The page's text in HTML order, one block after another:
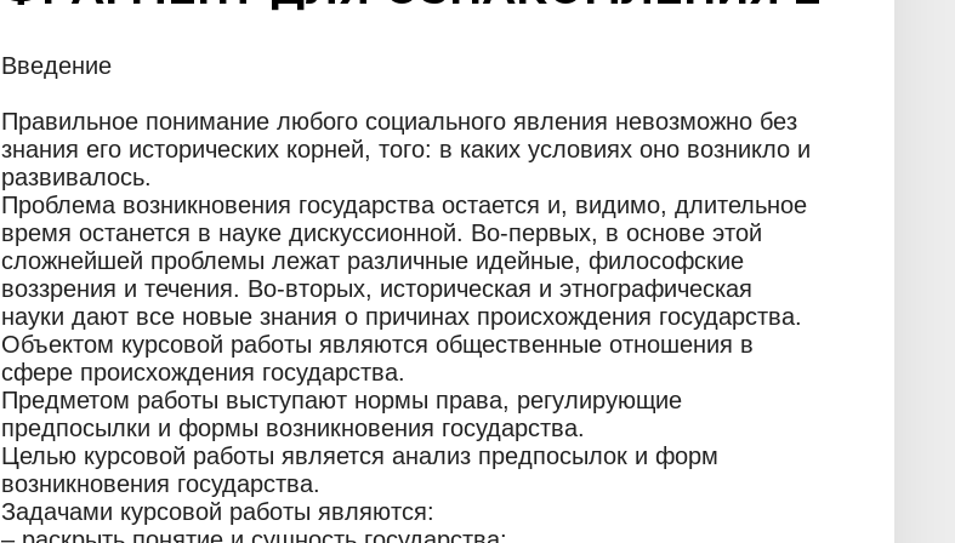
Введение
Правильное понимание любого социального явления невозможно без
знания его исторических корней, того: в каких условиях оно возникло и
развивалось.
Проблема возникновения государства остается и, видимо, длительное
время останется в науке дискуссионной. Во-первых, в основе этой
сложнейшей проблемы лежат различные идейные, философские
воззрения и течения. Во-вторых, историческая и этнографическая
науки дают все новые знания о причинах происхождения государства.
Объектом курсовой работы являются общественные отношения в
сфере происхождения государства.
Предметом работы выступают нормы права, регулирующие
предпосылки и формы возникновения государства.
Целью курсовой работы является анализ предпосылок и форм
возникновения государства.
Задачами курсовой работы являются: